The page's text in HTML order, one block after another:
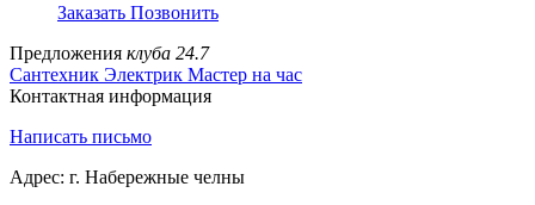
Заказать Позвонить
Предложения клуба 24.7
Сантехник Электрик Мастер на час
Контактная информация
Написать письмо
Адрес: г. Набережные челны